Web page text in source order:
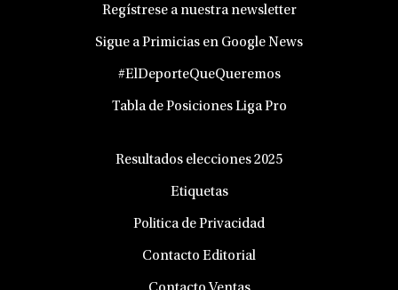
Regístrese a nuestra newsletter
Sigue a Primicias en Google News
#ElDeporteQueQueremos
Tabla de Posiciones Liga Pro
Resultados elecciones 2025
Etiquetas
Politica de Privacidad
Contacto Editorial